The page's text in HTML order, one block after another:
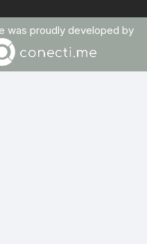
was proudly developed by